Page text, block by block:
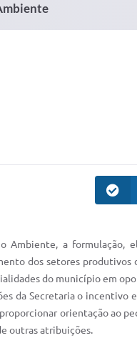
Ambiente, a formulação,
dos setores
do município em
da Secretaria o
orientação ao
outras atribuições.